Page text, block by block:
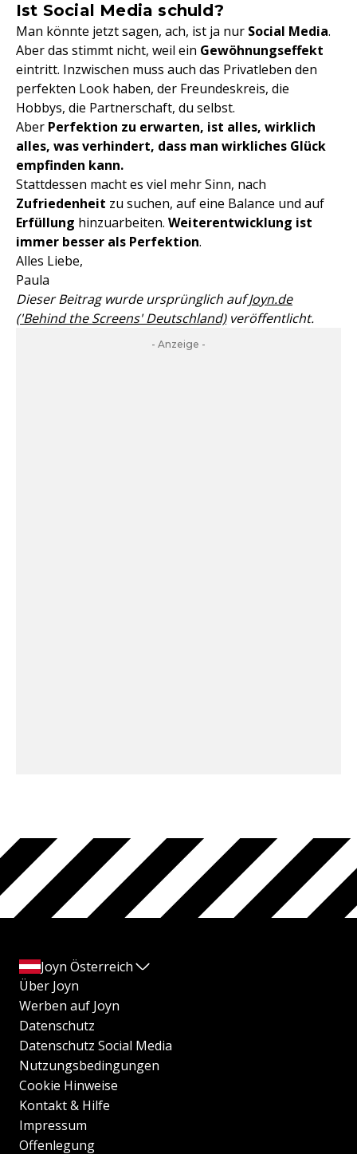
Ist Social Media schuld?
Man könnte jetzt sagen, ach, ist ja nur Social Media.
Aber das stimmt nicht, weil ein Gewöhnungseffekt
eintritt. Inzwischen muss auch das Privatleben den
perfekten Look haben, der Freundeskreis, die
Hobbys, die Partnerschaft, du selbst.
Aber Perfektion zu erwarten, ist alles, wirklich
alles, was verhindert, dass man wirkliches Glück
empfinden kann.
Stattdessen macht es viel mehr Sinn, nach
Zufriedenheit zu suchen, auf eine Balance und auf
Erfüllung hinzuarbeiten. Weiterentwicklung ist
immer besser als Perfektion.
Alles Liebe,
Paula
Dieser Beitrag wurde ursprünglich aufJoyn.de
('Behind the Screens' Deutschland)veröffentlicht.
- Anzeige -
Joyn Österreich
Über Joyn
Werben auf Joyn
Datenschutz
Datenschutz Social Media
Nutzungsbedingungen
Cookie Hinweise
Kontakt & Hilfe
Impressum
Offenlegung